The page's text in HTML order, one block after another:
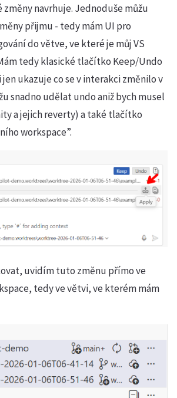
změny navrhuje. Jednoduše můžu
přijmu - tedy mám UI pro
do větve, ve které je můj VS
tedy klasické tlačítko Keep/Undo
jen ukazuje co se v interakci změnilo v
snadno udělat undo aniž bych musel
a jejich reverty) a také tlačítko
workspace”.
uvidím tuto změnu přímo ve
tedy ve větvi, ve kterém mám